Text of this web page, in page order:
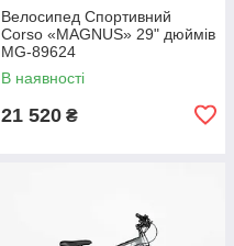
Велосипед Спортивний
Corso «MAGNUS» 29" дюймів
MG-89624
В наявності
21 520 ₴